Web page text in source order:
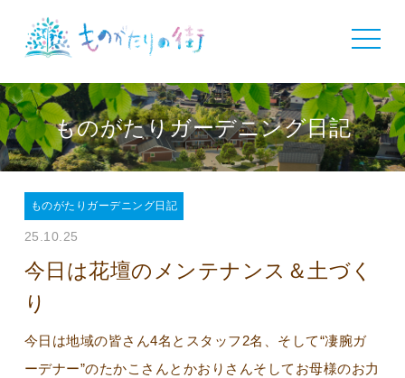
toggle
ものがたりガーデニング日記
ものがたりガーデニング日記
25.10.25
今日は花壇のメンテナンス＆土づく
り
今日は地域の皆さん4名とスタッフ2名、そして“凄腕ガ
ーデナー”のたかこさんとかおりさんそしてお母様のお力